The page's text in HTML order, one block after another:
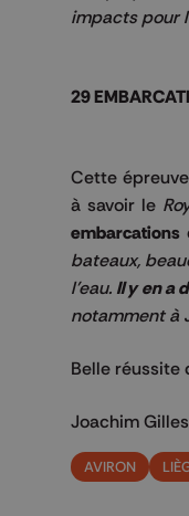
impacts pour
29
Cette
à savoir le
embarcations
bateaux,
l'eau. Il y en a
notamment à
Belle réussite
Joachim
AVIRON